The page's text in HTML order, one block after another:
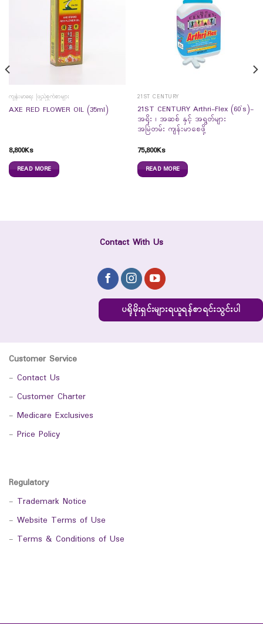
ကျန်းမာရေး ဖြည့်စွက်စာများ
AXE RED FLOWER OIL (35ml)
8,800Ks
READ MORE
21ST CENTURY
21ST CENTURY Arthri-Flex (60`s)-
အရိုး ၊ အဆစ် နှင့် အရွတ်များ
အမြဲတမ်း ကျန်းမာစေဖို့
75,800Ks
READ MORE
Contact With Us
ပရိုမိုးရှင်းများရယူရန်စာရင်းသွင်းပါ
Customer Service
- Contact Us
- Customer Charter
- Medicare Exclusives
- Price Policy
Regulatory
- Trademark Notice
- Website Terms of Use
- Terms & Conditions of Use